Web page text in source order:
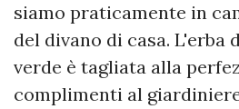
siamo praticamente in
del divano di casa. L'erba
verde è tagliata alla
complimenti al